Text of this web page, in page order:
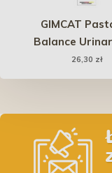
GIMCAT
Balance
26,30 zł